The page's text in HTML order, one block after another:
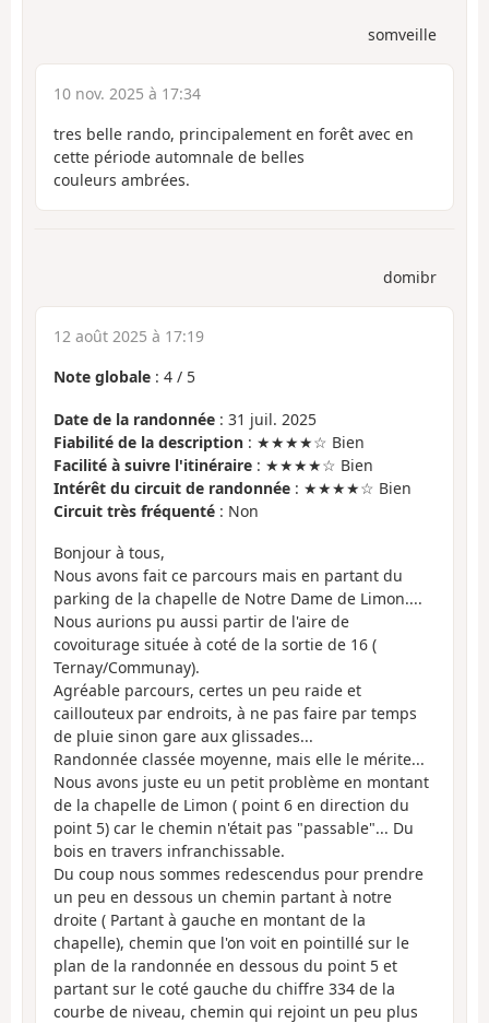
somveille
10 nov. 2025 à 17:34
tres belle rando, principalement en forêt avec en
cette période automnale de belles
couleurs ambrées.
domibr
12 août 2025 à 17:19
Note globale : 4 / 5
Date de la randonnée : 31 juil. 2025
Fiabilité de la description : ★★★★☆ Bien
Facilité à suivre l'itinéraire : ★★★★☆ Bien
Intérêt du circuit de randonnée : ★★★★☆ Bien
Circuit très fréquenté : Non
Bonjour à tous,
Nous avons fait ce parcours mais en partant du
parking de la chapelle de Notre Dame de Limon....
Nous aurions pu aussi partir de l'aire de
covoiturage située à coté de la sortie de 16 (
Ternay/Communay).
Agréable parcours, certes un peu raide et
caillouteux par endroits, à ne pas faire par temps
de pluie sinon gare aux glissades...
Randonnée classée moyenne, mais elle le mérite...
Nous avons juste eu un petit problème en montant
de la chapelle de Limon ( point 6 en direction du
point 5) car le chemin n'était pas "passable"... Du
bois en travers infranchissable.
Du coup nous sommes redescendus pour prendre
un peu en dessous un chemin partant à notre
droite ( Partant à gauche en montant de la
chapelle), chemin que l'on voit en pointillé sur le
plan de la randonnée en dessous du point 5 et
partant sur le coté gauche du chiffre 334 de la
courbe de niveau, chemin qui rejoint un peu plus